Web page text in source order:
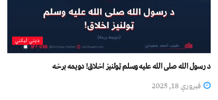
دیني لیکني
د رسول الله صلی الله علیه وسلم ټولنيز اخلاق! دویمه برخه
فبروري 18, 2025